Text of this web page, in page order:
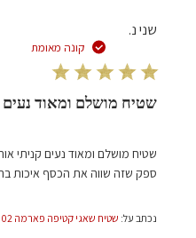
שני נ.
קונה מאומת
שטיח מושלם ומאוד נעים
שטיח מושלם ומאוד נעים קניתי
ספק שזה שווה את הכסף איכות
נכתב על: שטיח שאגי קטיפה פארמה 02 לבן SHAGI